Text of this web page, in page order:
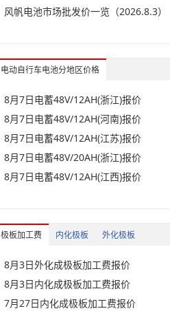
电蓄48V/20AH(河南)
未登录
电蓄48V/20AH(江西)
汽蓄QA/80AH(河北)
未登录
汽蓄QA/80AH(广东)
未登录
未登录
汽蓄QA/80AH(四川)
未登录
汽蓄QA/105AH(广东)
未登录
汽蓄QA/105AH(山东)
汽蓄QA/105AH(四川)
风帆电池市场批发价一览（2026.8.3）
电动自行车电池分地区价格
8月7日电蓄48V/12AH(浙江)报价
8月7日电蓄48V/12AH(河南)报价
8月7日电蓄48V/12AH(江苏)报价
8月7日电蓄48V/20AH(浙江)报价
8月7日电蓄48V/12AH(江西)报价
极板加工费 内化极板 外化极板
8月3日外化成极板加工费报价
8月3日内化成极板加工费报价
7月27日内化成极板加工费报价